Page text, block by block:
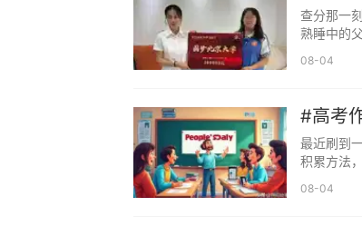
第四，多给正向鼓励，少讲大
不用长篇大论说教，简单几句
常发挥就好。温和的语言，远比生
五、最后的心里话：高考是孩子的
高考是孩子一个人的征程，刷
不了考试，更替代不了心态调整。
查分那一
熟睡中的
08-04
#高考
最近刷到
积累方法
08-04